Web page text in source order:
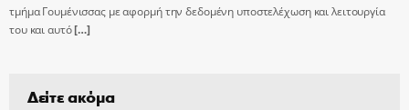
τμήμα Γουμένισσας με αφορμή την δεδομένη υποστελέχωση και λειτουργία
του και αυτό[…]
Δείτε ακόμα